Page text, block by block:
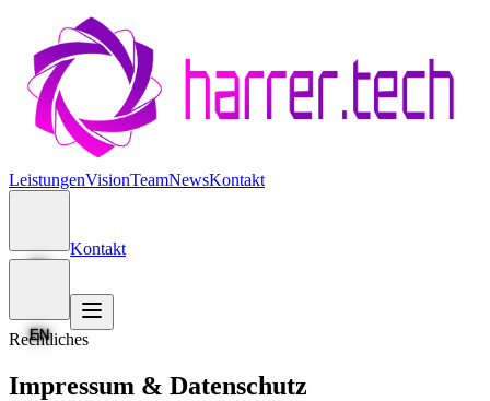
LeistungenVisionTeamNewsKontakt
Kontakt
EN
Rechtliches
Impressum & Datenschutz